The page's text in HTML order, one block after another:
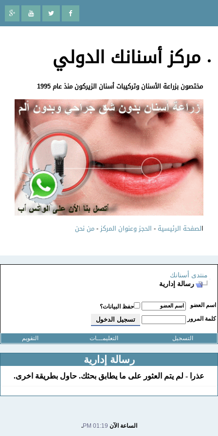
مركز أسنانك الدولي
مختصون بزراعة الأسنان وتركيبات أسنان الزيركون منذ عام 1995
لصفحة الرئيسية-الحجز وعنوان المركز-من نحن
منتدى أسنانك
رسالة إدارية
اسم العضو
حفظ البيانات؟
كلمة المرور
التسجيل التعليمـــات التقويم
رسالة إدارية
عذرا - لم يتم العثور على ما يطابق بحثك. حاول بطريقة اخرى.
الساعة الآن01:19 PM
.